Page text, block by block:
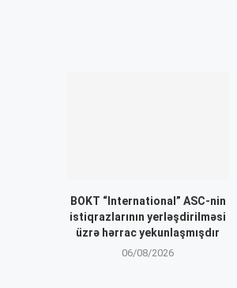
BOKT “International” ASC-nin
istiqrazlarının yerləşdirilməsi
üzrə hərrac yekunlaşmışdır
06/08/2026